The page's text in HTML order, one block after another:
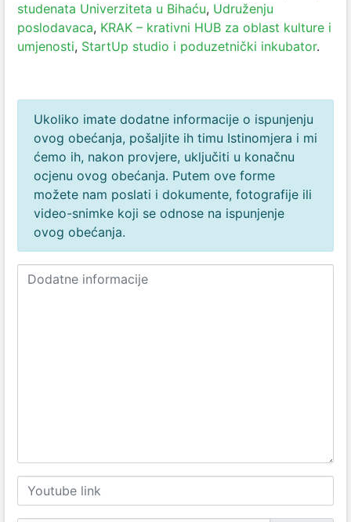
studenata Univerziteta u Bihaću, Udruženju
poslodavaca, KRAK – krativni HUB za oblast kulture i
umjenosti, StartUp studio i poduzetnički inkubator.
Ukoliko imate dodatne informacije o ispunjenju
ovog obećanja, pošaljite ih timu Istinomjera i mi
ćemo ih, nakon provjere, uključiti u konačnu
ocjenu ovog obećanja. Putem ove forme
možete nam poslati i dokumente, fotografije ili
video-snimke koji se odnose na ispunjenje
ovog obećanja.